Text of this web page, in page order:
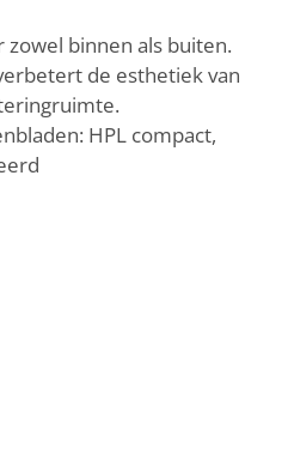
zowel binnen als buiten.
de esthetiek van
HPL compact,